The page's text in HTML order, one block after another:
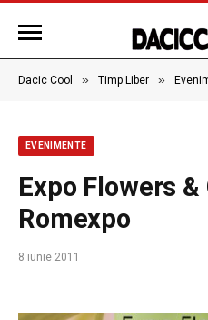
Dacic Cool » Timp Liber »
EVENIMENTE
Expo Flowers &
Romexpo
8 iunie 2011